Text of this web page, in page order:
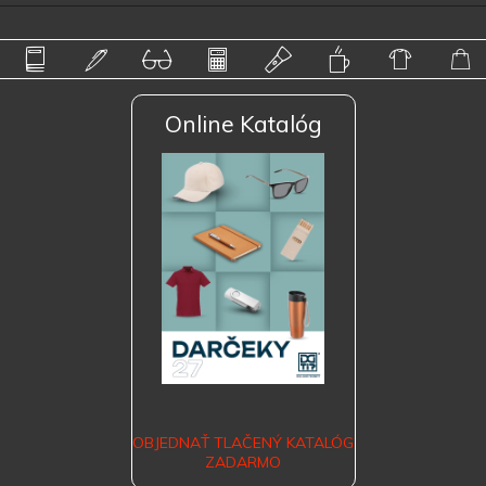
Online Katalóg
OBJEDNAŤ TLAČENÝ KATALÓG
ZADARMO